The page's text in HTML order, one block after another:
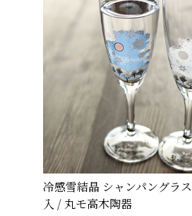
冷感雪結晶 シャンパングラ
入 / 丸モ高木陶器